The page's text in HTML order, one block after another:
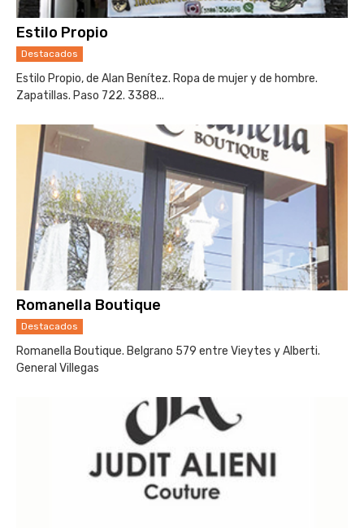
Estilo Propio
Destacados
Estilo Propio, de Alan Benítez. Ropa de mujer y de hombre.
Zapatillas. Paso 722. 3388...
Romanella Boutique
Destacados
Romanella Boutique. Belgrano 579 entre Vieytes y Alberti.
General Villegas